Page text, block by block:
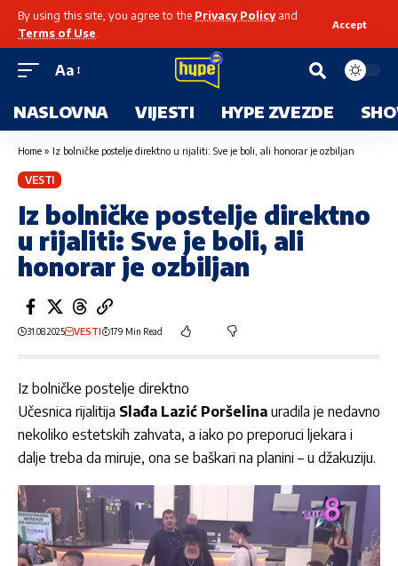
By using this site, you agree to the Privacy Policyand
Terms of Use
Accept
Aa
NASLOVNA VIJESTI HYPE ZVEZDE
Home » Iz bolničke postelje direktno u rijaliti: Sve je boli, ali honorar je ozbiljan
VESTI
Iz bolničke postelje direktno
u rijaliti: Sve je boli, ali
honorar je ozbiljan
31.08.2025 VESTI 179 Min Read
Iz bolničke postelje direktno
Učesnica rijalitija Slađa Lazić Poršelina uradila je nedavno
nekoliko estetskih zahvata, a iako po preporuci ljekara i
dalje treba da miruje, ona se baškari na planini – u džakuziju.